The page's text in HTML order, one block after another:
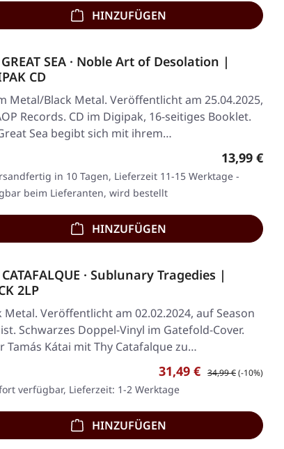
HINZUFÜGEN
SEA · Noble Art of Desolation |
CD
Metal/Black Metal. Veröffentlicht am 25.04.2025,
Records. CD im Digipak, 16-seitiges Booklet.
Sea begibt sich mit ihrem…
Regulärer
13,99 €
in 10 Tagen, Lieferzeit 11-15 Werktage -
beim Lieferanten, wird bestellt
HINZUFÜGEN
· Sublunary Tragedies |
2LP
Metal. Veröffentlicht am 02.02.2024, auf Season
Schwarzes Doppel-Vinyl im Gatefold-Cover.
Tamás Kátai mit Thy Catafalque zu…
Verkaufspreis:
31,49 € Regulärer Preis:
34,99 €(-10%)
verfügbar, Lieferzeit: 1-2 Werktage
HINZUFÜGEN